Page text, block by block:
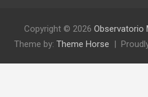
Copyright © 2026 Observatorio
Theme by: Theme Horse